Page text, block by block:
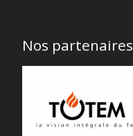
Nos partenaires